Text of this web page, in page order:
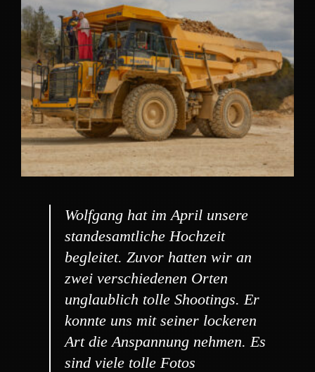
Wolfgang hat im April unsere
standesamtliche Hochzeit
begleitet. Zuvor hatten wir an
zwei verschiedenen Orten
unglaublich tolle Shootings. Er
konnte uns mit seiner lockeren
Art die Anspannung nehmen. Es
sind viele tolle Fotos